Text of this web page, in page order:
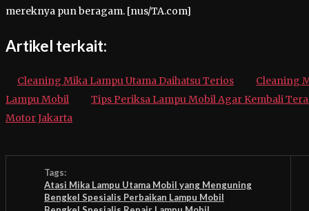
mereknya pun beragam. [nus/TA.com]
Artikel terkait:
Cleaning Mika Lampu Utama Daihatsu Terios
Cleaning
Lampu Mobil
Tips Periksa Lampu Mobil Agar Kembali
Motor Jakarta
Tags:
Atasi Mika Lampu Utama Mobil yang Menguning
Bengkel Spesialis Perbaikan Lampu Mobil